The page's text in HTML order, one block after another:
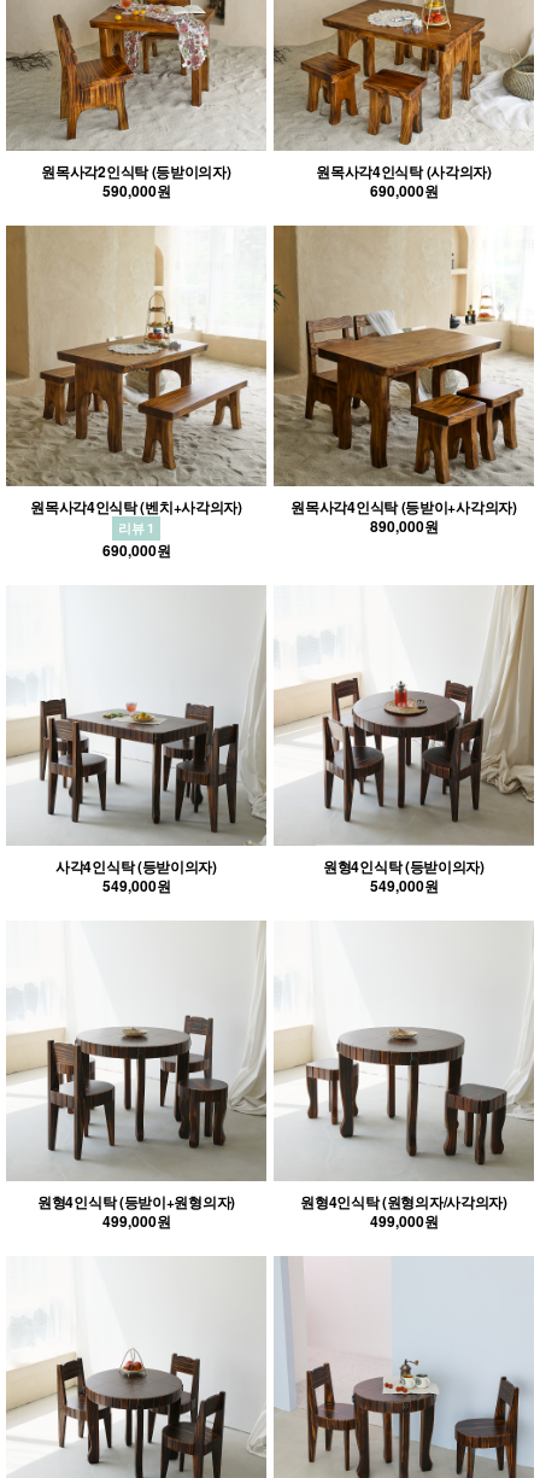
원목사각2인식탁 (등받이의자)
590,000원
원목사각4인식탁 (사각의자)
690,000원
원목사각4인식탁 (벤치+사각의자)
리뷰 1
690,000원
원목사각4인식탁 (등받이+사각의자)
890,000원
사각4인식탁 (등받이의자)
549,000원
원형4인식탁 (등받이의자)
549,000원
원형4인식탁 (등받이+원형의자)
499,000원
원형4인식탁 (원형의자/사각의자)
499,000원